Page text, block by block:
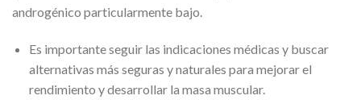
androgénico particularmente bajo.
Es importante seguir las indicaciones médicas y buscar
alternativas más seguras y naturales para mejorar el
rendimiento y desarrollar la masa muscular.